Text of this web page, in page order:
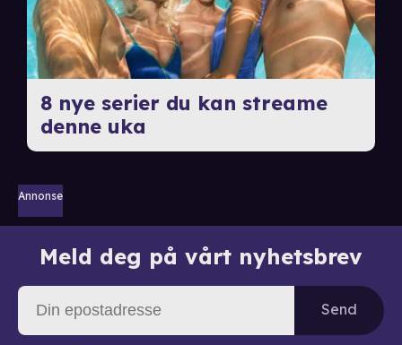
8 nye serier du kan streame
denne uka
Annonse
Meld deg på vårt nyhetsbrev
Send